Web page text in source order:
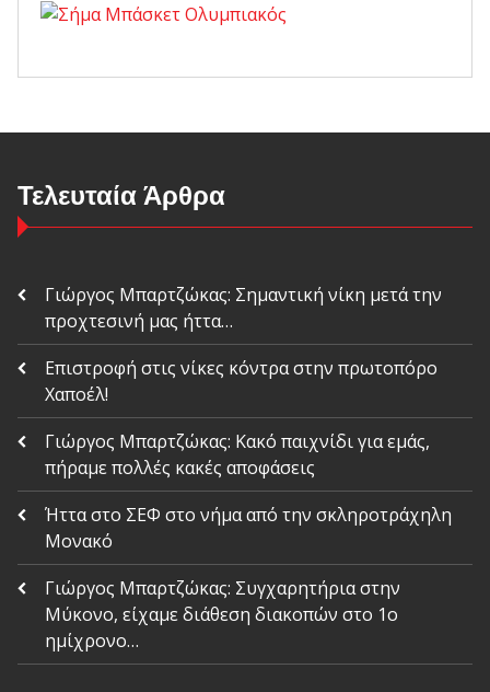
Τελευταία Άρθρα
Γιώργος Μπαρτζώκας: Σημαντική νίκη μετά την
προχτεσινή μας ήττα…
Επιστροφή στις νίκες κόντρα στην πρωτοπόρο
Χαποέλ!
Γιώργος Μπαρτζώκας: Κακό παιχνίδι για εμάς,
πήραμε πολλές κακές αποφάσεις
Ήττα στο ΣΕΦ στο νήμα από την σκληροτράχηλη
Μονακό
Γιώργος Μπαρτζώκας: Συγχαρητήρια στην
Μύκονο, είχαμε διάθεση διακοπών στο 1ο
ημίχρονο…